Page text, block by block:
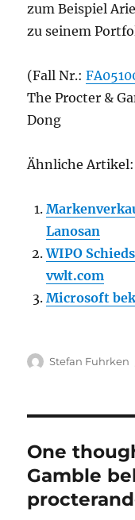
zum Beispiel
zu seinem
(Fall Nr.:
The Procter &
Dong
Ähnliche Artikel:
Lanosan
WIPO
vwlt.com
Microsoft
Author
Stefan Fuhrken
One
Gamble